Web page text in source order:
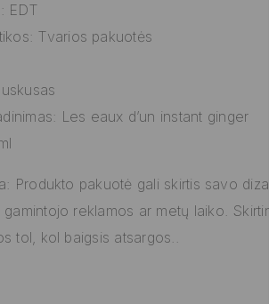
EDT
Tvarios pakuotės
Les eaux d’un instant ginger
Produkto pakuotė gali skirtis savo
reklamos ar metų laiko.
tol, kol baigsis atsargos..